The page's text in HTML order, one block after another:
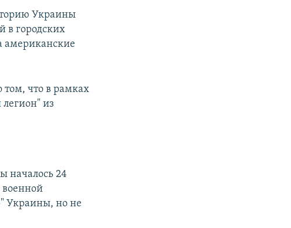
Украины
в городских
американские
том, что в рамках
из
началось 24
военной
Украины, но не